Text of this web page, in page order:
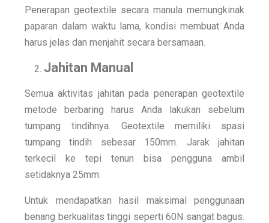
Penerapan geotextile secara manula memungkinak
paparan dalam waktu lama, kondisi membuat Anda
harus jelas dan menjahit secara bersamaan.
Jahitan Manual
Semua aktivitas jahitan pada penerapan geotextile
metode berbaring harus Anda lakukan sebelum
tumpang tindihnya. Geotextile memiliki spasi
tumpang tindih sebesar 150mm. Jarak jahitan
terkecil ke tepi tenun bisa pengguna ambil
setidaknya 25mm.
Untuk mendapatkan hasil maksimal penggunaan
benang berkualitas tinggi seperti 60N sangat bagus.